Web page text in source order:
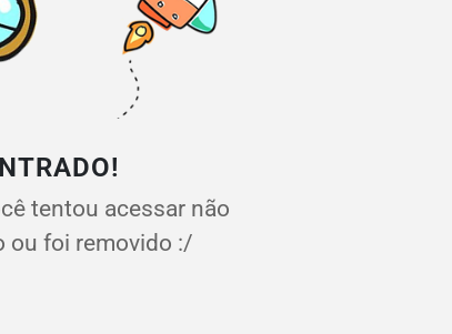
tentou acessar não
ou foi removido :/